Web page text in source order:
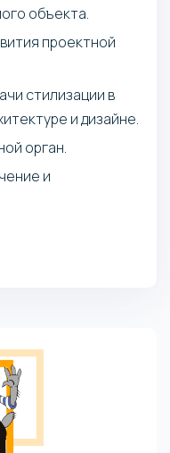
объекта.
проектной
стилизации в
и дизайне.
орган.
и